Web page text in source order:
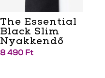
The Essential
Black Slim
Nyakkendő
8 490 Ft